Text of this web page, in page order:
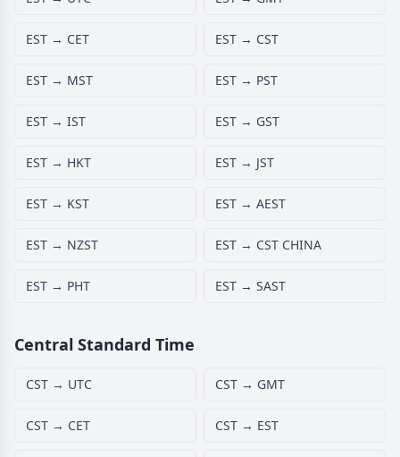
EST → CET EST → CST
EST → MST EST → PST
EST → IST EST → GST
EST → HKT EST → JST
EST → KST EST → AEST
EST → NZST EST → CST CHINA
EST → PHT EST → SAST
Central Standard Time
CST → UTC CST → GMT
CST → CET CST → EST